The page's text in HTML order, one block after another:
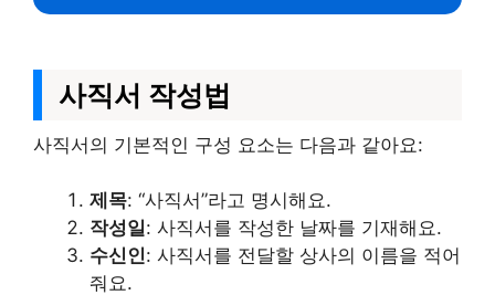
사직서 작성법
사직서의 기본적인 구성 요소는 다음과 같아요:
제목: “사직서”라고 명시해요.
작성일: 사직서를 작성한 날짜를 기재해요.
수신인: 사직서를 전달할 상사의 이름을 적어
줘요.